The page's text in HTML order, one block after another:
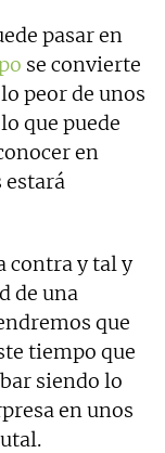
pasar en
se convierte
peor de unos
que puede
en
estará
contra y tal y
de una
que
tiempo que
siendo lo
en unos